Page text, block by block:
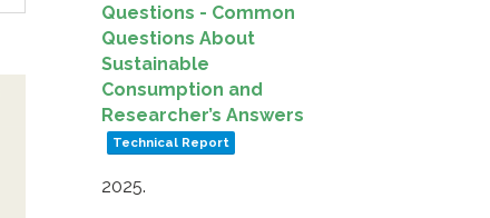
Questions - Common
Questions About
Sustainable
Consumption and
Researcher’s Answers
Technical Report
2025.